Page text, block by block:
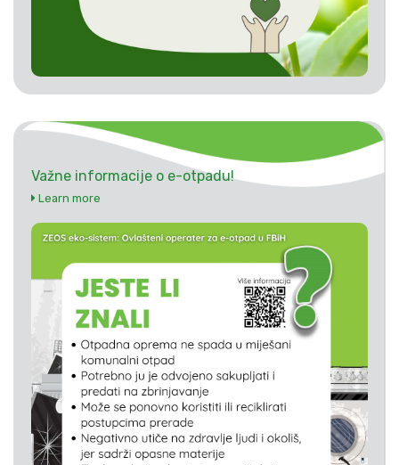
Važne informacije o e-otpadu!
Learn more